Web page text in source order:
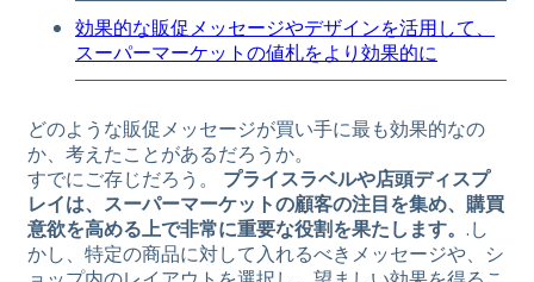
効果的な販促メッセージやデザインを活用して、
スーパーマーケットの値札をより効果的に
どのような販促メッセージが買い手に最も効果的なの
か、考えたことがあるだろうか。
すでにご存じだろう。 プライスラベルや店頭ディスプ
レイは、スーパーマーケットの顧客の注目を集め、購買
意欲を高める上で非常に重要な役割を果たします。 .し
かし、特定の商品に対して入れるべきメッセージや、シ